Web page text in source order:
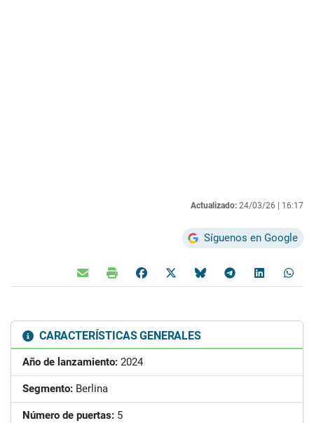
Actualizado: 24/03/26 | 16:17
Síguenos en Google
CARACTERÍSTICAS GENERALES
Año de lanzamiento: 2024
Segmento: Berlina
Número de puertas: 5